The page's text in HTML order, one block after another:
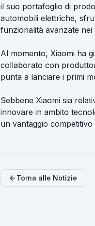
il suo portafoglio di
automobili elettriche,
funzionalità avanzate nei
Al momento, Xiaomi ha
collaborato con
punta a lanciare i primi
Sebbene Xiaomi sia
innovare in ambito
un vantaggio
Torna alle Notizie